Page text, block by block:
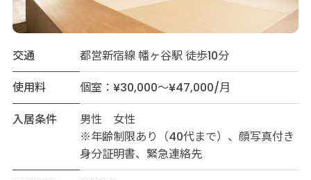
交通
都営新宿線 幡ヶ谷駅 徒歩10分
使用料
個室：¥30,000～¥47,000/月
入居条件
男性 女性
※年齢制限あり（40代まで）、顔写真付き
身分証明書、緊急連絡先